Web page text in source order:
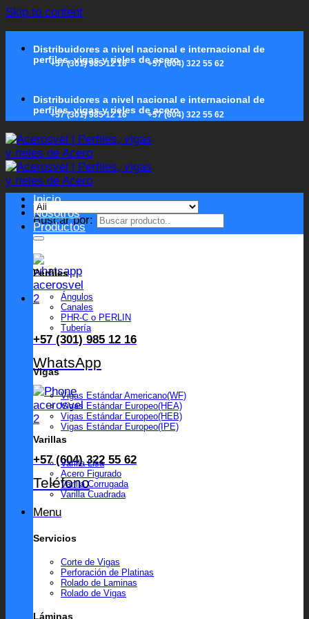
Skip to content
Distribuidores a nivel nacional e internacional de
perfiles, vigas y rieles de acero
+57 (301) 985 12 16 +57 (604) 322 55 62
Distribuidores a nivel nacional e internacional de
perfiles, vigas y rieles de acero
+57 (301) 985 12 16 +57 (604) 322 55 62
Buscar por:
+57 (301) 985 12 16
WhatsApp
+57 (604) 322 55 62
Teléfono
Menu
Inicio
Nosotros
Productos
Perfiles
Ángulos
Canales
PHR-C o PERLIN
Tubería
Vigas
Vigas Estándar Americano(WF)
Vigas Estándar Europeo(HEA)
Vigas Estándar Europeo(HEB)
Vigas Estándar Europeo(IPE)
Varillas
Varilla Lisa
Acero Figurado
Varilla Corrugada
Varilla Cuadrada
Servicios
Corte de Vigas
Perforación de Platinas
Rolado de Laminas
Rolado de Vigas
Láminas